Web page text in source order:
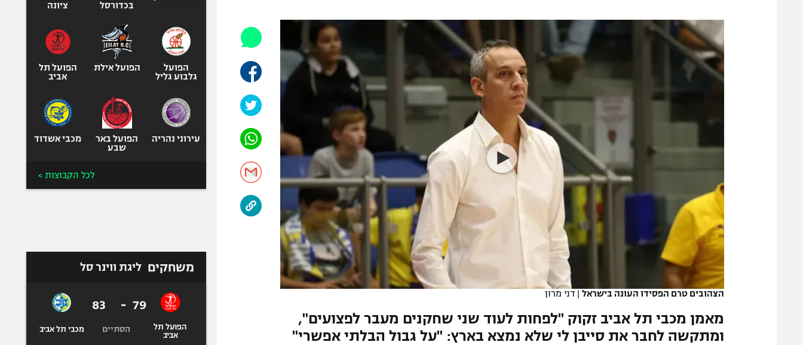
תקנון משתתפים וזוכים בפרסים
תקנון עבור פעילות אלקטרה
תקנון עבור פעילות ספורט 1 – "מרלן"
טניס
תקנון פעילות ספורט 1
רשיון להקרנה פומבית לבית עסק
הצטרפות לחבילת הערוצים
לוח דרושים – ג'ובנט
תגיות
המגזין
הפועל תל אביב
הפועל באר שבע
מכבי נתניה
בני יהודה
ליגה סינית
ליגה ברזילאית
ספורט מוטורי
כדורמים
ספורט אתגרי
ואקסטרים
אומנויות לחימה
הצהובים טרם הפסידו העונה בישראל | דני מרון
מאמן מכבי תל אביב זקוק "לפחות לעוד שני שחקנים מעבר לפצועים",
ומתקשה לחבר את סייבן לי שלא נמצא בארץ: "על גבול הבלתי אפשרי"
בכדורסל
ציונה
הפועל
גלבוע גליל
הפועל אילת
הפועל תל
אביב
עירוני נהריה
הפועל באר
שבע
מכבי אשדוד
לכל הקבוצות >
משחקים ליגת ווינר סל
הפועל תל
אביב
79
-
83
הסתיים מכבי תל אביב